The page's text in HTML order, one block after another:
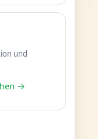
und
→